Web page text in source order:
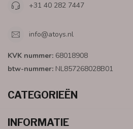
+31 40 282 7447
info@atoys.nl
KVK nummer: 68018908
btw-nummer: NL857268028B01
CATEGORIEËN
INFORMATIE